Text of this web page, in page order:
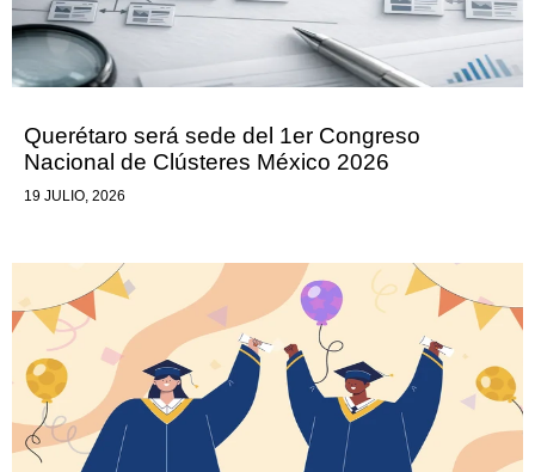
Querétaro será sede del 1er Congreso
Nacional de Clústeres México 2026
19 JULIO, 2026